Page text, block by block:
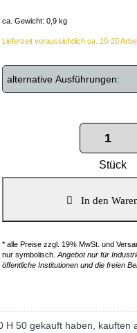
ca. Gewicht: 0,9 kg
Lieferzeit voraussichtlich ca. 10-20
Stück
* alle Preise zzgl. 19% MwSt. und
nur symbolisch. Angebot nur für
öffentliche Institutionen und die freien
H 50 gekauft haben, kauften